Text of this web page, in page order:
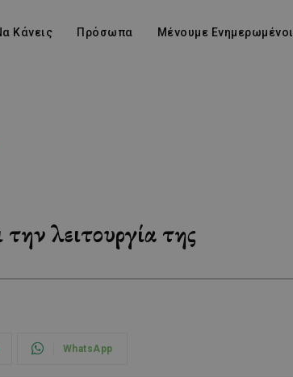
Κάνεις Πρόσωπα Μένουμε Ενημερωμένοι
λειτουργία της
WhatsApp